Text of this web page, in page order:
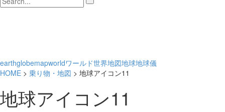
earthglobemapworldワールド世界地図地球地球儀
HOME > 乗り物・地図 > 地球アイコン11
地球アイコン11